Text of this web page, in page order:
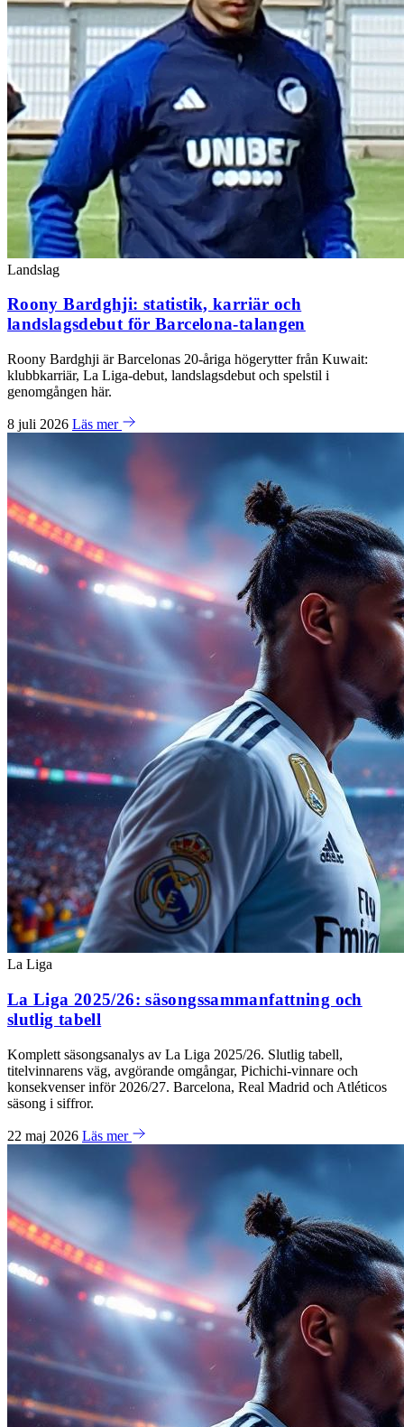
Landslag
Roony Bardghji: statistik, karriär och
landslagsdebut för Barcelona-talangen
Roony Bardghji är Barcelonas 20-åriga högerytter från Kuwait:
klubbkarriär, La Liga-debut, landslagsdebut och spelstil i
genomgången här.
8 juli 2026 Läs mer
La Liga
La Liga 2025/26: säsongssammanfattning och
slutlig tabell
Komplett säsongsanalys av La Liga 2025/26. Slutlig tabell,
titelvinnarens väg, avgörande omgångar, Pichichi-vinnare och
konsekvenser inför 2026/27. Barcelona, Real Madrid och Atléticos
säsong i siffror.
22 maj 2026 Läs mer